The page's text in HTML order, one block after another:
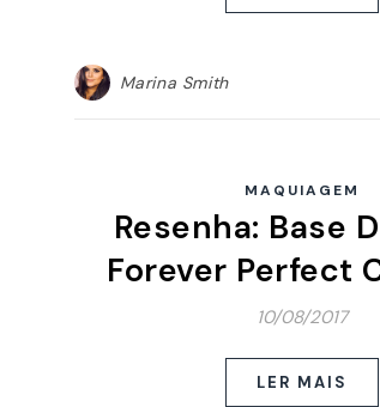
Marina Smith
MAQUIAGEM
Resenha: Base
Forever Perfect
10/08/2017
LER MAIS